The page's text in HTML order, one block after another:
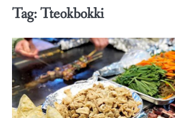
Tag:Tteokbokki